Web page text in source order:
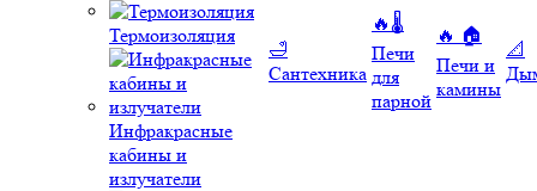
Термоизоляция
Инфракрасные
кабины и
излучатели
🛁
Сантехника
🔥🌡️
Печи
для
парной
🔥 🏠
Печи и
камины
📐